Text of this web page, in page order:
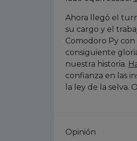
Ahora llegó el
su cargo y el
Comodoro Py
consiguiente
nuestra historia.
confianza en las
la ley de la selva.
Opinión